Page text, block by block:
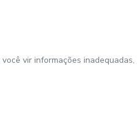
vir informações inadequadas,